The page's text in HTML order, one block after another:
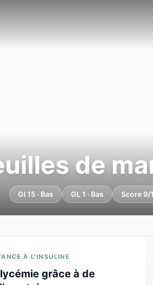
de
GI 15 · Bas GL 1 · Bas Score 9/
À L'INSULINE
grâce à de